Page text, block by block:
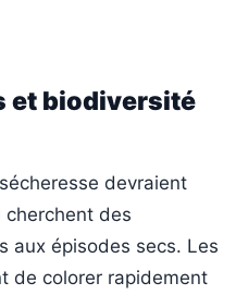
et biodiversité
devraient
cherchent des
aux épisodes secs. Les
de colorer rapidement